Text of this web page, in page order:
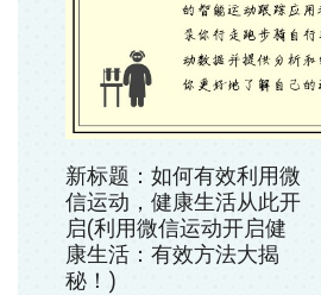
新标题：如何有效利用微
信运动，健康生活从此开
启(利用微信运动开启健
康生活：有效方法大揭
秘！)